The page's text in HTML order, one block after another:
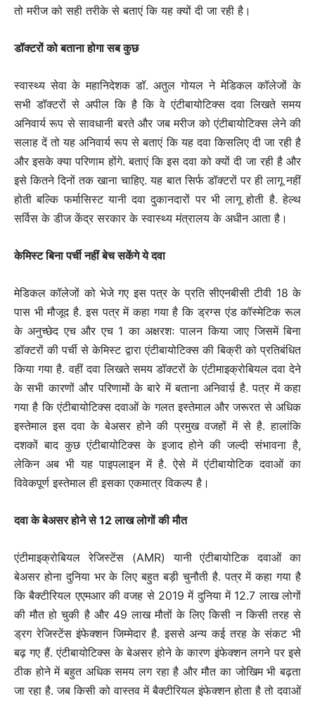
तो मरीज को सही तरीके से बताएं कि यह क्यों दी जा रही है।
डॉक्टरों को बताना होगा सब कुछ
स्वास्थ्य सेवा के महानिदेशक डॉ. अतुल गोयल ने मेडिकल कॉलेजों के
सभी डॉक्टरों से अपील कि है कि वे एंटीबायोटिक्स दवा लिखते समय
अनिवार्य रूप से सावधानी बरते और जब मरीज को एंटीबायोटिक्स लेने की
सलाह दें तो यह अनिवार्य रूप से बताएं कि यह दवा किसलिए दी जा रही है
और इसके क्या परिणाम होंगे. बताएं कि इस दवा को क्यों दी जा रही है और
इसे कितने दिनों तक खाना चाहिए. यह बात सिर्फ डॉक्टरों पर ही लागू नहीं
होती बल्कि फर्मासिस्ट यानी दवा दुकानदारों पर भी लागू होती है. हेल्थ
सर्विस के डीज केंद्र सरकार के स्वास्थ्य मंत्रालय के अधीन आता है।
केमिस्ट बिना पर्ची नहीं बेच सकेंगे ये दवा
मेडिकल कॉलेजों को भेजे गए इस पत्र के प्रति सीएनबीसी टीवी 18 के
पास भी मौजूद है. इस पत्र में कहा गया है कि ड्रग्स एंड कॉस्मेटिक रूल
के अनुच्छेद एच और एच 1 का अक्षरशः पालन किया जाए जिसमें बिना
डॉक्टरों की पर्ची से केमिस्ट द्वारा एंटीबायोटिक्स की बिक्री को प्रतिबंधित
किया गया है. वहीं दवा लिखते समय डॉक्टरों के एंटीमाइक्रोबियल दवा देने
के सभी कारणों और परिणामों के बारे में बताना अनिवार्य़ है. पत्र में कहा
गया है कि एंटीबायोटिक्स दवाओं के गलत इस्तेमाल और जरूरत से अधिक
इस्तेमाल इस दवा के बेअसर होने की प्रमुख वजहों में से है. हालांकि
दशकों बाद कुछ एंटीबायोटिक्स के इजाद होने की जल्दी संभावना है,
लेकिन अब भी यह पाइपलाइन में है. ऐसे में एंटीबायोटिक दवाओं का
विवेकपूर्ण इस्तेमाल ही इसका एकमात्र विकल्प है।
दवा के बेअसर होने से 12 लाख लोगों की मौत
एंटीमाइक्रोबियल रेजिस्टेंस (AMR) यानी एंटीबायोटिक दवाओं का
बेअसर होना दुनिया भर के लिए बहुत बड़ी चुनौती है. पत्र में कहा गया है
कि बैक्टीरियल एएमआर की वजह से 2019 में दुनिया में 12.7 लाख लोगों
की मौत हो चुकी है और 49 लाख मौतों के लिए किसी न किसी तरह से
ड्रग रेजिस्टेंस इंफेक्शन जिम्मेदार है. इससे अन्य कई तरह के संकट भी
बढ़ गए हैं. एंटीबायोटिक्स के बेअसर होने के कारण इंफेक्शन लगने पर इसे
ठीक होने में बहुत अधिक समय लग रहा है और मौत का जोखिम भी बढ़ता
जा रहा है. जब किसी को वास्तव में बैक्टीरियल इंफेक्शन होता है तो दवाओं